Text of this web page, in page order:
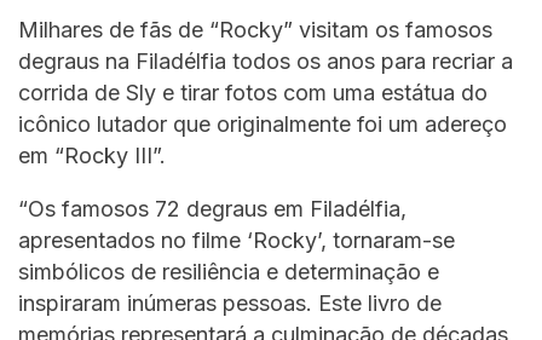
Milhares de fãs de “Rocky” visitam os famosos
degraus na Filadélfia todos os anos para recriar a
corrida de Sly e tirar fotos com uma estátua do
icônico lutador que originalmente foi um adereço
em “Rocky III”.
“Os famosos 72 degraus em Filadélfia,
apresentados no filme ‘Rocky’, tornaram-se
simbólicos de resiliência e determinação e
inspiraram inúmeras pessoas. Este livro de